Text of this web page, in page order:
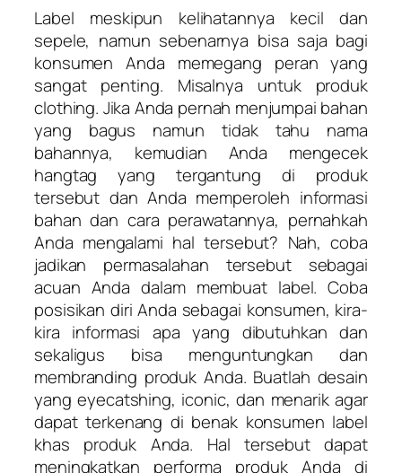
Label meskipun kelihatannya kecil dan
sepele, namun sebenarnya bisa saja bagi
konsumen Anda memegang peran yang
sangat penting. Misalnya untuk produk
clothing. Jika Anda pernah menjumpai bahan
yang bagus namun tidak tahu nama
bahannya, kemudian Anda mengecek
hangtag yang tergantung di produk
tersebut dan Anda memperoleh informasi
bahan dan cara perawatannya, pernahkah
Anda mengalami hal tersebut? Nah, coba
jadikan permasalahan tersebut sebagai
acuan Anda dalam membuat label. Coba
posisikan diri Anda sebagai konsumen, kira-
kira informasi apa yang dibutuhkan dan
sekaligus bisa menguntungkan dan
membranding produk Anda. Buatlah desain
yang eyecatshing, iconic, dan menarik agar
dapat terkenang di benak konsumen label
khas produk Anda. Hal tersebut dapat
meningkatkan performa produk Anda di